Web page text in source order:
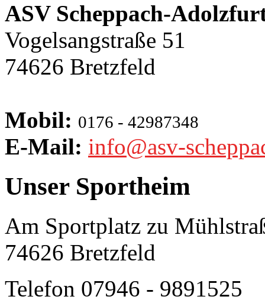
ASV Scheppach-
Vogelsangstraße 51
74626 Bretzfeld
Mobil: 0176 - 42987348
E-Mail: info@asv-
Unser Sportheim
Am Sportplatz zu
74626 Bretzfeld
Telefon 07946 - 9891525